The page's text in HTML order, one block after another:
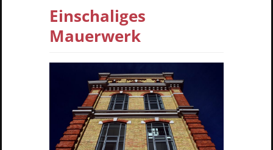
Einschaliges
Mauerwerk